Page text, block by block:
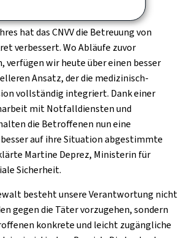
verfügbar."
hat das CNVV die Betreuung von
verbessert. Wo Abläufe zuvor
wir heute über einen besser
Ansatz, der die medizinisch-
vollständig integriert. Dank einer
mit Notfalldiensten und
die Betroffenen nun eine
auf ihre Situation abgestimmte
Martine Deprez, Ministerin für
Sicherheit.
besteht unsere Verantwortung nicht
gegen die Täter vorzugehen, sondern
konkrete und leicht zugängliche